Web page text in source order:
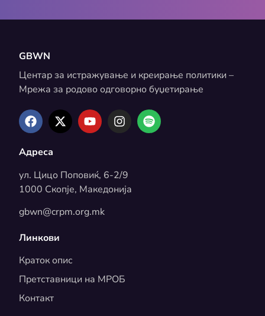
GBWN
Центар за истражување и креирање политики –
Мрежа за родово одговорно буџетирање
Адреса
ул. Цицо Поповиќ, 6-2/9
1000 Скопје, Македонија
gbwn@crpm.org.mk
Линкови
Краток опис
Претставници на МРОБ
Контакт